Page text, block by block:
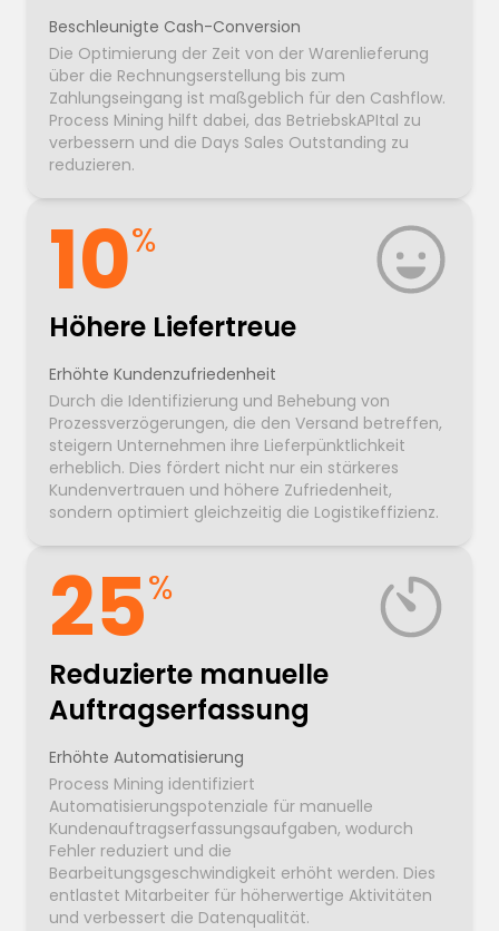
Beschleunigte Cash-Conversion
Die Optimierung der Zeit von der Warenlieferung
über die Rechnungserstellung bis zum
Zahlungseingang ist maßgeblich für den Cashflow.
Process Mining hilft dabei, das BetriebskAPItal zu
verbessern und die Days Sales Outstanding zu
reduzieren.
10%
Höhere Liefertreue
Erhöhte Kundenzufriedenheit
Durch die Identifizierung und Behebung von
Prozessverzögerungen, die den Versand betreffen,
steigern Unternehmen ihre Lieferpünktlichkeit
erheblich. Dies fördert nicht nur ein stärkeres
Kundenvertrauen und höhere Zufriedenheit,
sondern optimiert gleichzeitig die Logistikeffizienz.
25%
Reduzierte manuelle
Auftragserfassung
Erhöhte Automatisierung
Process Mining identifiziert
Automatisierungspotenziale für manuelle
Kundenauftragserfassungsaufgaben, wodurch
Fehler reduziert und die
Bearbeitungsgeschwindigkeit erhöht werden. Dies
entlastet Mitarbeiter für höherwertige Aktivitäten
und verbessert die Datenqualität.